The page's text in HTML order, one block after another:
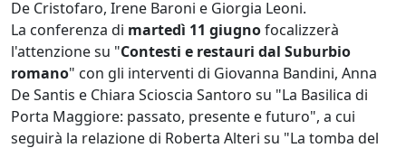
De Cristofaro, Irene Baroni e Giorgia Leoni.
La conferenza di martedì 11 giugnofocalizzerà
l'attenzione su "Contesti e restauri dal Suburbio
romano" con gli interventi di Giovanna Bandini, Anna
De Santis e Chiara Scioscia Santoro su "La Basilica di
Porta Maggiore: passato, presente e futuro", a cui
seguirà la relazione di Roberta Alteri su "La tomba del